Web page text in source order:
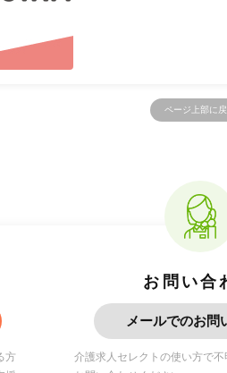
ページ上部に
方
お問い合
メールでのお問
介護求人セレクトの使い方で